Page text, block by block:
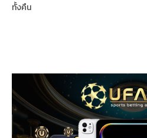
ทั้งคืน